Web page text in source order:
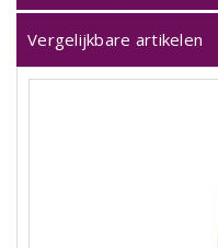
Vergelijkbare artikelen